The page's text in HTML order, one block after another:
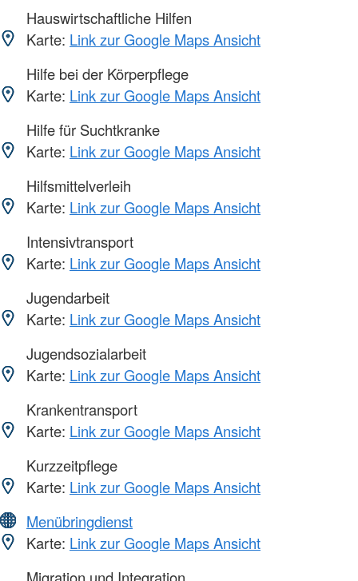
Hauswirtschaftliche Hilfen
Karte: Link zur Google Maps Ansicht
Hilfe bei der Körperpflege
Karte: Link zur Google Maps Ansicht
Hilfe für Suchtkranke
Karte: Link zur Google Maps Ansicht
Hilfsmittelverleih
Karte: Link zur Google Maps Ansicht
Intensivtransport
Karte: Link zur Google Maps Ansicht
Jugendarbeit
Karte: Link zur Google Maps Ansicht
Jugendsozialarbeit
Karte: Link zur Google Maps Ansicht
Krankentransport
Karte: Link zur Google Maps Ansicht
Kurzzeitpflege
Karte: Link zur Google Maps Ansicht
Menübringdienst
Karte: Link zur Google Maps Ansicht
Migration und Integration